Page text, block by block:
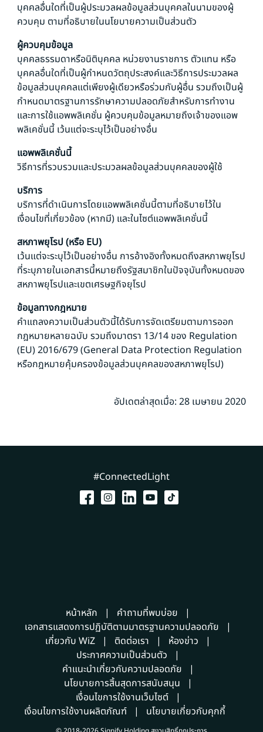
บุคคลอื่นใดที่เป็นผู้ประมวลผลข้อมูลส่วนบุคคลในนามของผู้
ควบคุม ตามที่อธิบายในนโยบายความเป็นส่วนตัว
ผู้ควบคุมข้อมูล
บุคคลธรรมดาหรือนิติบุคคล หน่วยงานราชการ ตัวแทน หรือ
บุคคลอื่นใดที่เป็นผู้กำหนดวัตถุประสงค์และวิธีการประมวลผล
ข้อมูลส่วนบุคคลแต่เพียงผู้เดียวหรือร่วมกับผู้อื่น รวมถึงเป็นผู้
กำหนดมาตรฐานการรักษาความปลอดภัยสำหรับการทำงาน
และการใช้แอพพลิเคชั่น ผู้ควบคุมข้อมูลหมายถึงเจ้าของแอพ
พลิเคชั่นนี้ เว้นแต่จะระบุไว้เป็นอย่างอื่น
แอพพลิเคชั่นนี้
วิธีการที่รวบรวมและประมวลผลข้อมูลส่วนบุคคลของผู้ใช้
บริการ
บริการที่ดำเนินการโดยแอพพลิเคชั่นนี้ตามที่อธิบายไว้ใน
เงื่อนไขที่เกี่ยวข้อง (หากมี) และในไซต์แอพพลิเคชั่นนี้
สหภาพยุโรป (หรือ EU)
เว้นแต่จะระบุไว้เป็นอย่างอื่น การอ้างอิงทั้งหมดถึงสหภาพยุโรป
ที่ระบุภายในเอกสารนี้หมายถึงรัฐสมาชิกในปัจจุบันทั้งหมดของ
สหภาพยุโรปและเขตเศรษฐกิจยุโรป
ข้อมูลทางกฎหมาย
คำแถลงความเป็นส่วนตัวนี้ได้รับการจัดเตรียมตามการออก
กฎหมายหลายฉบับ รวมถึงมาตรา 13/14 ของ Regulation
(EU) 2016/679 (General Data Protection Regulation
หรือกฎหมายคุ้มครองข้อมูลส่วนบุคคลของสหภาพยุโรป)
อัปเดตล่าสุดเมื่อ: 28 เมษายน 2020
#ConnectedLight
หน้าหลัก
คำถามที่พบบ่อย
เอกสารแสดงการปฏิบัติตามมาตรฐานความปลอดภัย
เกี่ยวกับ WiZ
ติดต่อเรา
ห้องข่าว
ประกาศความเป็นส่วนตัว
คำแนะนำเกี่ยวกับความปลอดภัย
นโยบายการสิ้นสุดการสนับสนุน
เงื่อนไขการใช้งานเว็บไซต์
เงื่อนไขการใช้งานผลิตภัณฑ์
นโยบายเกี่ยวกับคุกกี้